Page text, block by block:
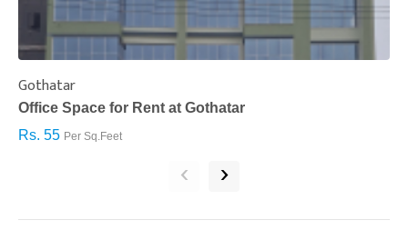
Gothatar
Office Space for Rent at Gothatar
Rs. 55 Per Sq.Feet
‹ ›